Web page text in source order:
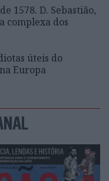
1578. D. Sebastião,
complexa dos
úteis do
Europa